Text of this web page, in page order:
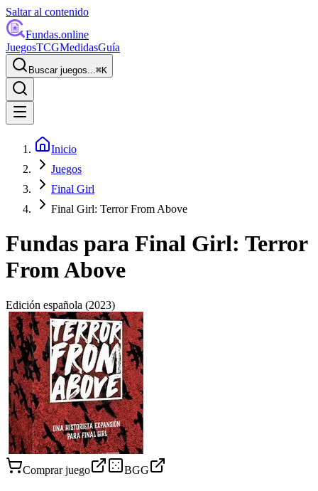
Saltar al contenido
Fundas.online
JuegosTCGMedidasGuía
Buscar juegos...⌘K
Inicio
Juegos
Final Girl
Final Girl: Terror From Above
Fundas para Final Girl: Terror
From Above
Edición española (2023)
Comprar juego BGG